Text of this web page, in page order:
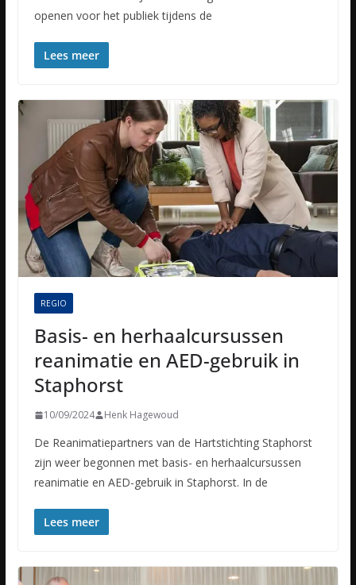
openen voor het publiek tijdens de
Lees meer
REGIO
Basis- en herhaalcursussen
reanimatie en AED-gebruik in
Staphorst
10/09/2024 Henk Hagewoud
De Reanimatiepartners van de Hartstichting Staphorst
zijn weer begonnen met basis- en herhaalcursussen
reanimatie en AED-gebruik in Staphorst. In de
Lees meer